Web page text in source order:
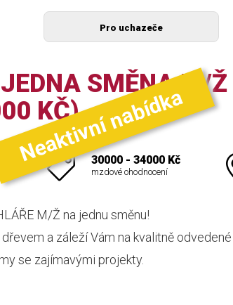
Pro uchazeče
SMĚNA M/
KČ)
Neaktivní nabídka
30000 - 34000 Kč
mzdové ohodnocení
M/Ž na jednu směnu!
a záleží Vám na kvalitně
se zajímavými projekty.